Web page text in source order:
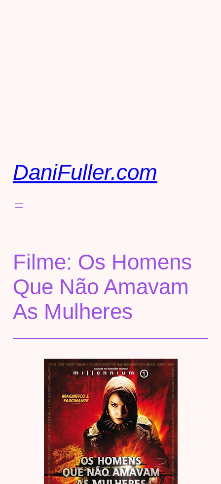
DaniFuller.com
Filme: Os Homens
Que Não Amavam
As Mulheres